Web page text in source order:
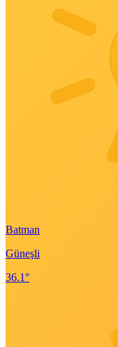
Batman
Güneşli
36.1°